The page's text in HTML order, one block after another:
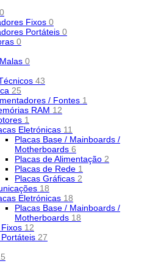
0
Fixos 0
Portáteis 0
0
0
43
25
/ Fontes 1
RAM 12
1
Eletrónicas 11
Placas Base / Mainboards /
Motherboards 6
Placas de Alimentação 2
Placas de Rede 1
Placas Gráficas 2
18
Eletrónicas 18
Placas Base / Mainboards /
Motherboards 18
12
27